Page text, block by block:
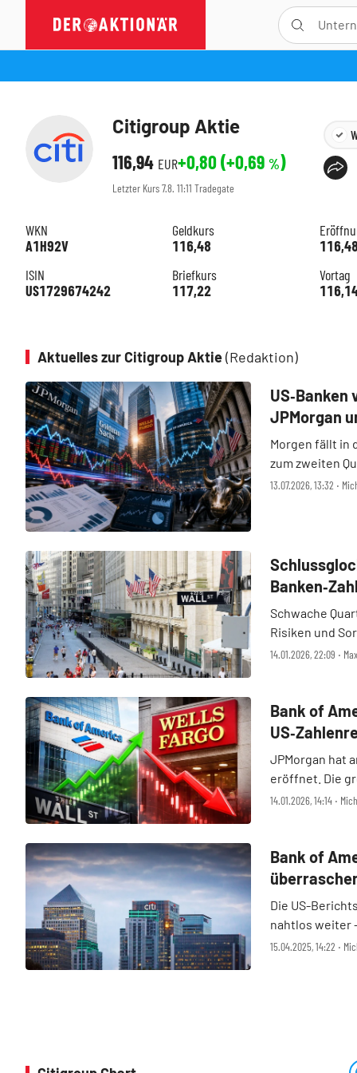
Citigroup Aktie
116,94 EUR+0,80(+0,69 %)
Letzter Kurs7.8. 11:11 Tradegate
WKN
A1H92V
ISIN
US1729674242
Geldkurs
116,48
Briefkurs
117,22
116,48
Vortag
Aktuelles zur Citigroup Aktie(Redaktion)
13.07.2026, 13:32 ‧
JPMorgan
Morgen fällt in
zum zweiten
Fokus. Die
14.01.2026, 22:09 ‧
Schwache
Risiken und
vor allem bei
14.01.2026, 14:14 ‧
Bank of
JPMorgan hat
eröffnet. Die
ganzer Linie
15.04.2025, 14:22 ‧
Bank of
Die US-
nahtlos weiter
Sowohl die